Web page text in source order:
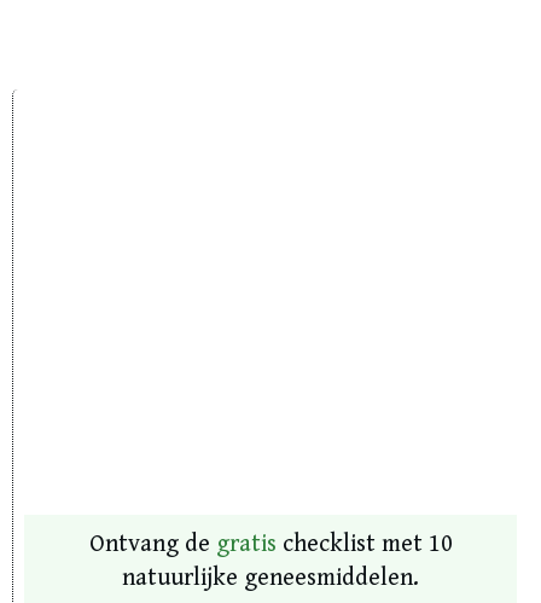
Ontvang de gratis checklist met 10
natuurlijke geneesmiddelen.